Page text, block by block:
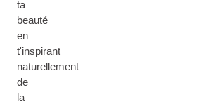
ta
beauté
en
t'inspirant
naturellement
de
la